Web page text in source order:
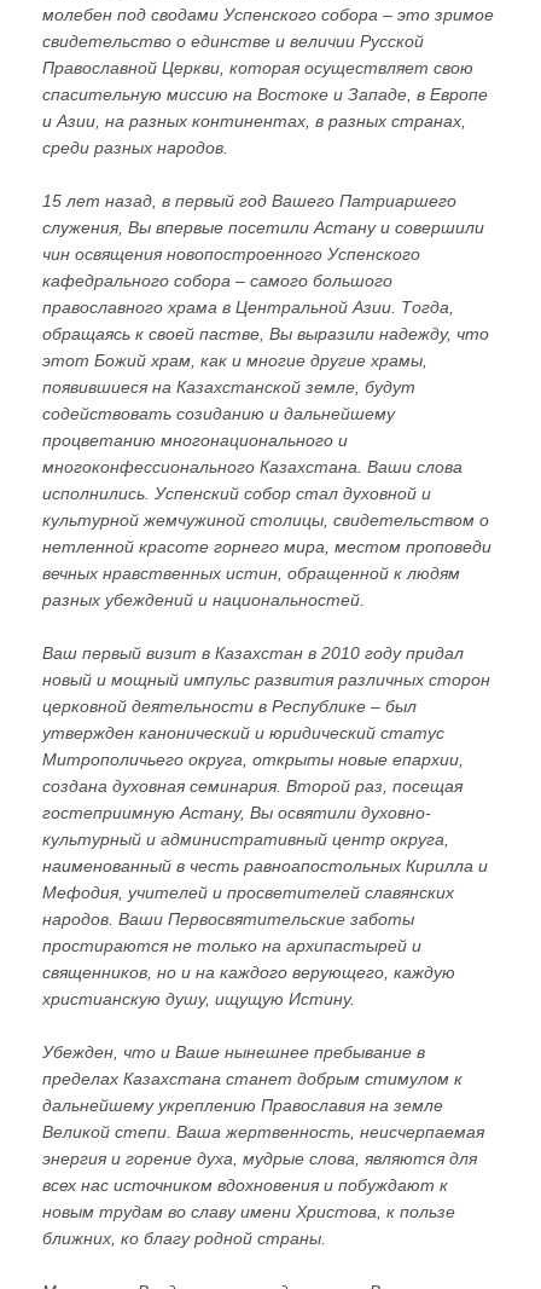
молебен под сводами Успенского собора – это зримое
свидетельство о единстве и величии Русской
Православной Церкви, которая осуществляет свою
спасительную миссию на Востоке и Западе, в Европе
и Азии, на разных континентах, в разных странах,
среди разных народов.
15 лет назад, в первый год Вашего Патриаршего
служения, Вы впервые посетили Астану и совершили
чин освящения новопостроенного Успенского
кафедрального собора – самого большого
православного храма в Центральной Азии. Тогда,
обращаясь к своей пастве, Вы выразили надежду, что
этот Божий храм, как и многие другие храмы,
появившиеся на Казахстанской земле, будут
содействовать созиданию и дальнейшему
процветанию многонационального и
многоконфессионального Казахстана. Ваши слова
исполнились. Успенский собор стал духовной и
культурной жемчужиной столицы, свидетельством о
нетленной красоте горнего мира, местом проповеди
вечных нравственных истин, обращенной к людям
разных убеждений и национальностей.
Ваш первый визит в Казахстан в 2010 году придал
новый и мощный импульс развития различных сторон
церковной деятельности в Республике – был
утвержден канонический и юридический статус
Митрополичьего округа, открыты новые епархии,
создана духовная семинария. Второй раз, посещая
гостеприимную Астану, Вы освятили духовно-
культурный и административный центр округа,
наименованный в честь равноапостольных Кирилла и
Мефодия, учителей и просветителей славянских
народов. Ваши Первосвятительские заботы
простираются не только на архипастырей и
священников, но и на каждого верующего, каждую
христианскую душу, ищущую Истину.
Убежден, что и Ваше нынешнее пребывание в
пределах Казахстана станет добрым стимулом к
дальнейшему укреплению Православия на земле
Великой степи. Ваша жертвенность, неисчерпаемая
энергия и горение духа, мудрые слова, являются для
всех нас источником вдохновения и побуждают к
новым трудам во славу имени Христова, к пользе
ближних, ко благу родной страны.